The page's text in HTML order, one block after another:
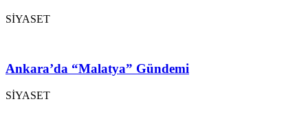
SİYASET
Ankara’da “Malatya” Gündemi
SİYASET